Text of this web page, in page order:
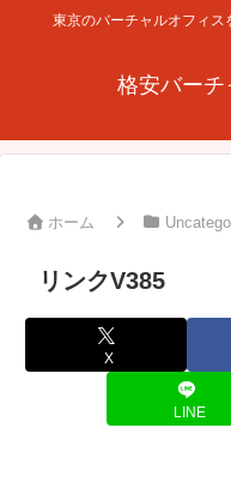
東京のバーチャルオフィス
格安バーチ
ホーム
リンクV385
X
LINE